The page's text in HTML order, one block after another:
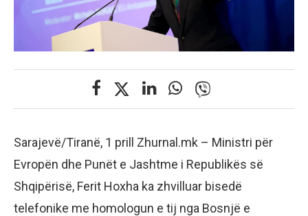
Sarajevë/Tiranë, 1 prill Zhurnal.mk – Ministri për
Evropën dhe Punët e Jashtme i Republikës së
Shqipërisë, Ferit Hoxha ka zhvilluar bisedë
telefonike me homologun e tij nga Bosnjë e